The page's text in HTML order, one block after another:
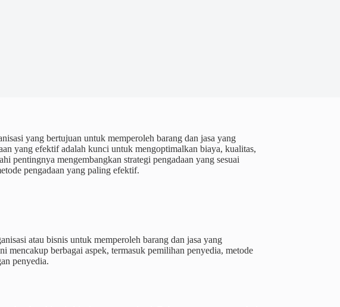
yang bertujuan untuk memperoleh barang dan jasa yang
yang efektif adalah kunci untuk mengoptimalkan biaya, kualitas,
pentingnya mengembangkan strategi pengadaan yang sesuai
pengadaan yang paling efektif.
atau bisnis untuk memperoleh barang dan jasa yang
mencakup berbagai aspek, termasuk pemilihan penyedia, metode
penyedia.